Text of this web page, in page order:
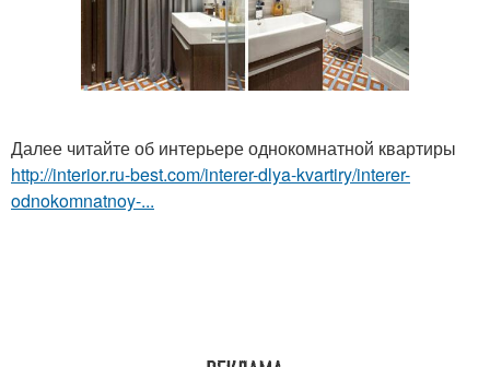
Далее читайте об интерьере однокомнатной квартиры
http://interior.ru-best.com/interer-dlya-kvartiry/interer-
odnokomnatnoy-...